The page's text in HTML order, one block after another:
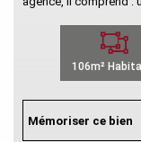
106m²
Mémoriser ce bien